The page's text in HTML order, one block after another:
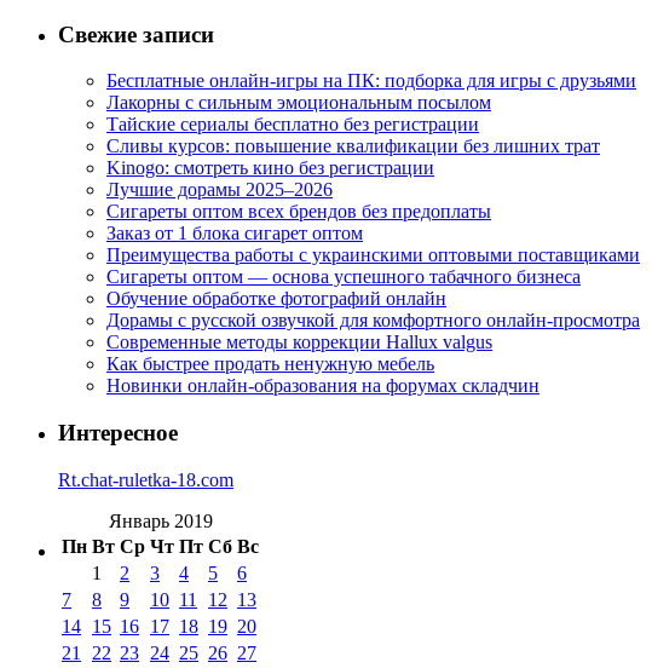
Свежие записи
Бесплатные онлайн-игры на ПК: подборка для игры с друзьями
Лакорны с сильным эмоциональным посылом
Тайские сериалы бесплатно без регистрации
Сливы курсов: повышение квалификации без лишних трат
Kinogo: смотреть кино без регистрации
Лучшие дорамы 2025–2026
Сигареты оптом всех брендов без предоплаты
Заказ от 1 блока сигарет оптом
Преимущества работы с украинскими оптовыми поставщиками
Сигареты оптом — основа успешного табачного бизнеса
Обучение обработке фотографий онлайн
Дорамы с русской озвучкой для комфортного онлайн-просмотра
Современные методы коррекции Hallux valgus
Как быстрее продать ненужную мебель
Новинки онлайн-образования на форумах складчин
Интересное
Rt.chat-ruletka-18.com
Январь 2019
Пн Вт Ср Чт Пт Сб Вс
1
2 3 4 5
6
7
8 9 10 11 12 13
14 15 16 17 18 19 20
21
22 23 24 25 26 27